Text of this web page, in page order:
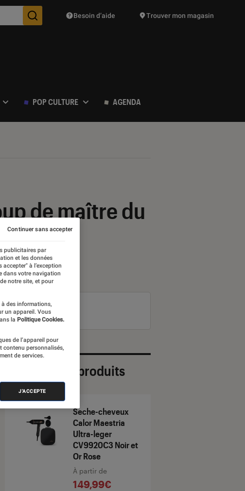
Des suggestions de produits vont vous être proposées
Besoin d’aide Trouver mon magasin
POP CULTURE AGENDA
de maître du
Sélection de produits
Seche-cheveux
Calor Maestria
Ultra-leger
CV9920C3 Noir et
Or Rose
À partir de
149,99€
publicitaires par
et les données
à l’exception
dans votre navigation
notre site, et pour
des informations,
un appareil. Vous
la Politique Cookies.
de l’appareil pour
contenu personnalisés,
de services.
J'ACCEPTE
Continuer sans accepter